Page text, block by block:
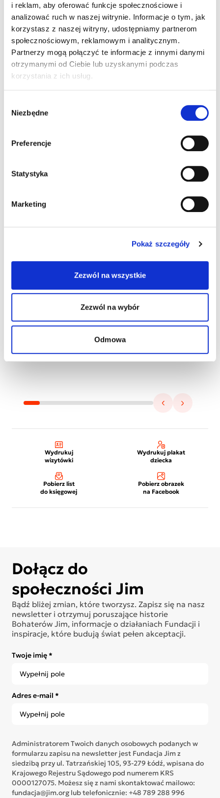
i reklam, aby oferować funkcje społecznościowe i
analizować ruch w naszej witrynie. Informacje o tym, jak
korzystasz z naszej witryny, udostępniamy partnerom
społecznościowym, reklamowym i analitycznym.
Partnerzy mogą połączyć te informacje z innymi danymi
otrzymanymi od Ciebie lub uzyskanymi podczas
korzystania z ich usług.
zgody
Niezbędne
Preferencje
Statystyka
Marketing
Pokaż szczegóły
Zezwól na wszystkie
Zezwól na wybór
Odmowa
w Zespole Szkół Specjalnych, w klasie
przysposobienia zawodowego. Co dalej? Zobaczymy.
Oprócz uczestnictwa w różnych zajęciach w szkole,
objęty jest także dodatkowo terapią behawioralną -
dzięki niej zaczął być bardziej kontaktowy i
"przytomny". Na razie nie jest w stanie funkcjonować
Wydrukuj
wizytówki
Wydrukuj plakat
dziecka
Pobierz list
do księgowej
Pobierz obrazek
na Facebook
Dołącz do
społeczności Jim
Bądź bliżej zmian, które tworzysz. Zapisz się na nasz
newsletter i otrzymuj poruszające historie
Bohaterów Jim, informacje o działaniach Fundacji i
inspiracje, które budują świat pełen akceptacji.
Twoje imię *
Adres e-mail *
Administratorem Twoich danych osobowych podanych w
formularzu zapisu na newsletter jest Fundacja Jim z
siedzibą przy ul. Tatrzańskiej 105, 93-279 Łódź, wpisana do
Krajowego Rejestru Sądowego pod numerem KRS
0000127075. Możesz się z nami skontaktować mailowo:
fundacja@jim.org lub telefonicznie: +48 789 288 996